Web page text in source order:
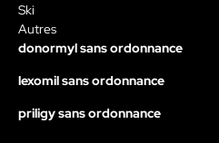
Ski
Autres
donormyl sans ordonnance
lexomil sans ordonnance
priligy sans ordonnance